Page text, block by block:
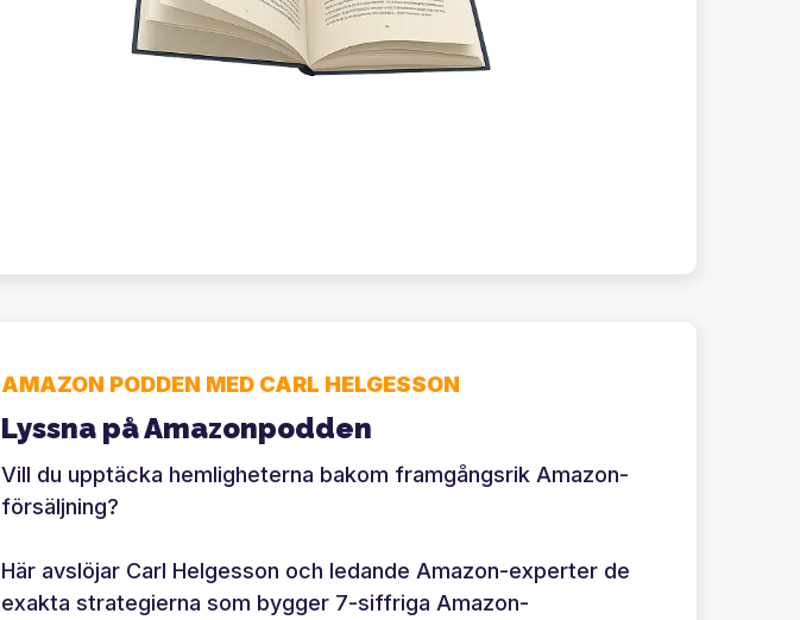
AMAZON PODDEN MED CARL HELGESSON
Lyssna på Amazonpodden
Vill du upptäcka hemligheterna bakom framgångsrik Amazon-
försäljning?
Här avslöjar Carl Helgesson och ledande Amazon-experter de
exakta strategierna som bygger 7-siffriga Amazon-